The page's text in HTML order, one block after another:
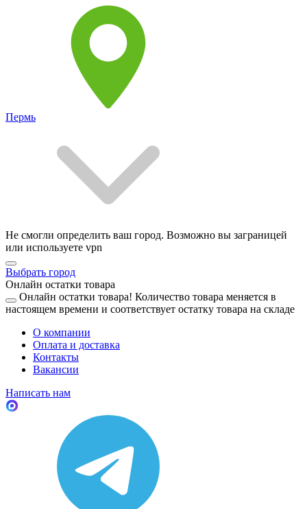
Пермь
Не смогли определить ваш город. Возможно вы заграницей
или используете vpn
Выбрать город
Онлайн остатки товара
Онлайн остатки товара! Количество товара меняется в
настоящем времени и соответствует остатку товара на складе
О компании
Оплата и доставка
Контакты
Вакансии
Написать нам